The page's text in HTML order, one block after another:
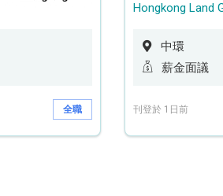
全職
Hongkong Land
中環
薪金面議
刊登於 1日前